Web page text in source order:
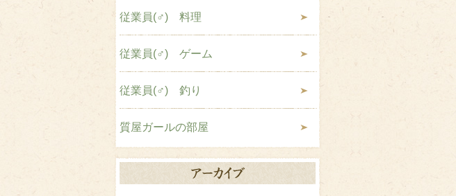
従業員(♂) 料理
従業員(♂) ゲーム
従業員(♂) 釣り
質屋ガールの部屋